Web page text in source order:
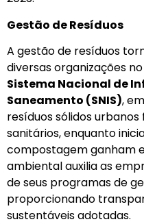
Gestão de Resíduos
A gestão de resíduos
diversas organizações
Sistema Nacional de
Saneamento (SNIS),
resíduos sólidos
sanitários, enquanto
compostagem ganham
ambiental auxilia as
de seus programas de
proporcionando
sustentáveis adotadas.